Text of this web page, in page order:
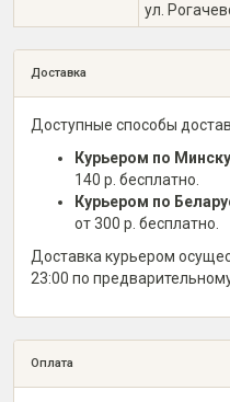
ул.
Доставка
Доступные способы
Курьером по
140 р. бесплатно.
Курьером по
от 300 р. бесплатно.
Доставка курьером
23:00 по
Оплата